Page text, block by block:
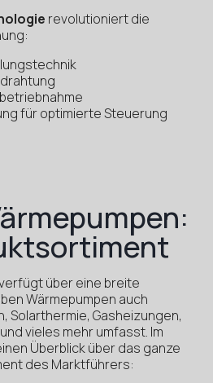
revolutioniert die
für optimierte Steuerung
über eine breite
Wärmepumpen auch
Solarthermie, Gasheizungen,
vieles mehr umfasst. Im
Überblick über das ganze
des Marktführers: